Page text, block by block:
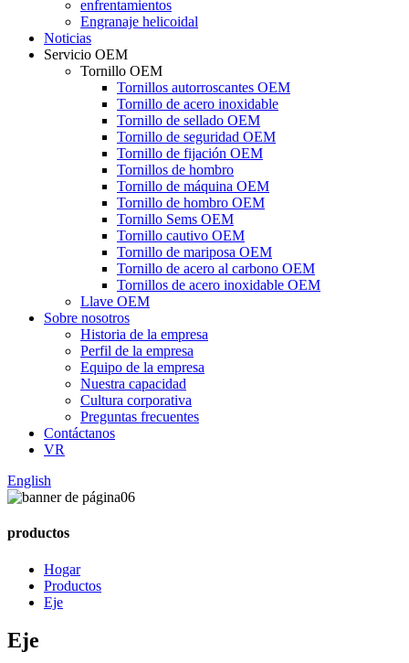
enfrentamientos
Engranaje helicoidal
Noticias
Servicio OEM
Tornillo OEM
Tornillos autorroscantes OEM
Tornillo de acero inoxidable
Tornillo de sellado OEM
Tornillo de seguridad OEM
Tornillo de fijación OEM
Tornillos de hombro
Tornillo de máquina OEM
Tornillo de hombro OEM
Tornillo Sems OEM
Tornillo cautivo OEM
Tornillo de mariposa OEM
Tornillo de acero al carbono OEM
Tornillos de acero inoxidable OEM
Llave OEM
Sobre nosotros
Historia de la empresa
Perfil de la empresa
Equipo de la empresa
Nuestra capacidad
Cultura corporativa
Preguntas frecuentes
Contáctanos
VR
English
productos
Hogar
Productos
Eje
Eje